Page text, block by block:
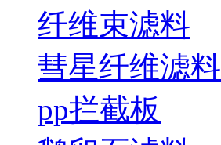
纤维束滤料
彗星纤维滤料
pp拦截板